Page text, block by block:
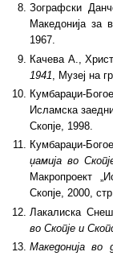
Зографски
Македонија за
1967.
Качева А.,
1941 , Музеј на
Кумбараџи-
Исламска
Скопје, 1998.
Кумбараџи-
џамија во
Макропроект
Скопје, 2000,
Лакалиска
во Скопје и
Македонија во